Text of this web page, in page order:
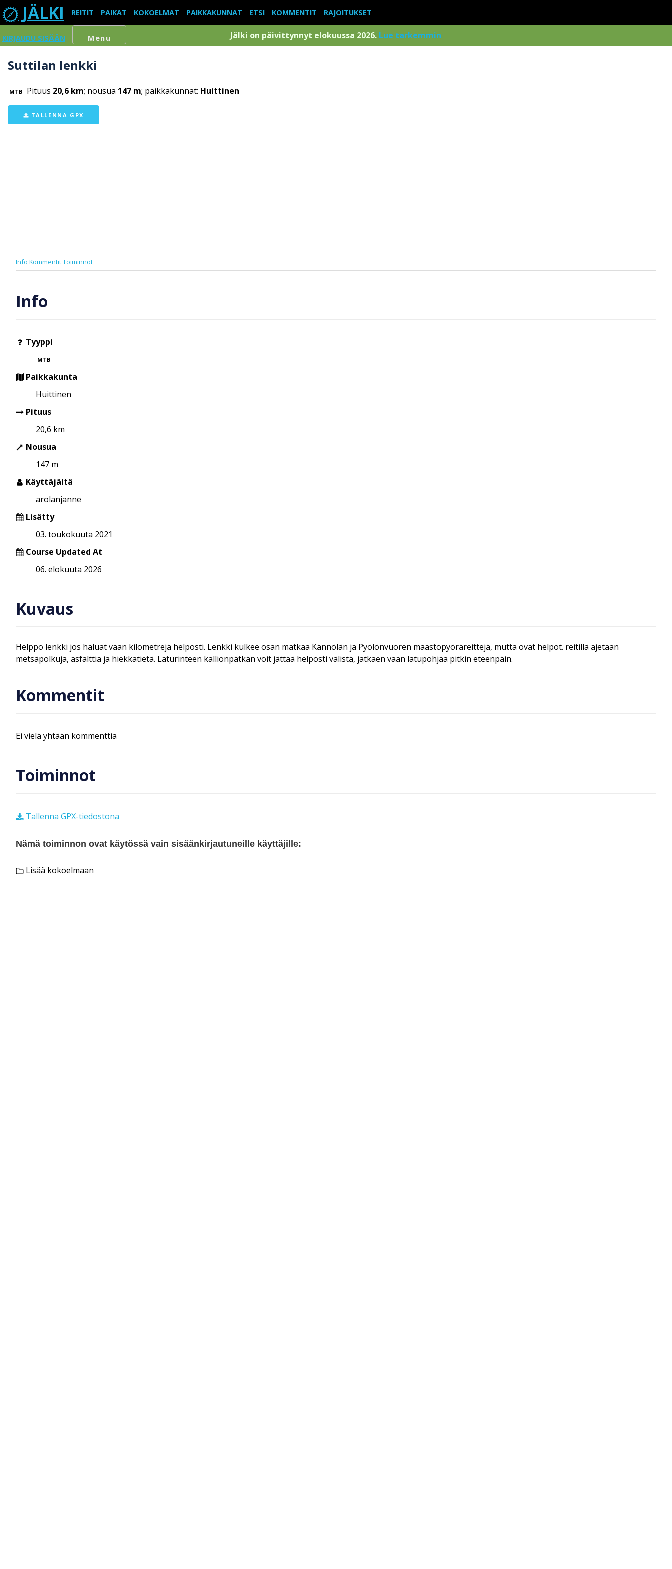
JÄLKI REITIT PAIKAT KOKOELMAT PAIKKAKUNNAT ETSI KOMMENTIT RAJOITUKSET
KIRJAUDU SISÄÄN Menu Jälki on päivittynnyt elokuussa 2026. Lue tarkemmin
Suttilan lenkki
MTB Pituus 20,6 km; nousua 147 m; paikkakunnat: Huittinen
TALLENNA GPX
Info KommentitToiminnot
Info
Tyyppi
MTB
Paikkakunta
Huittinen
Pituus
20,6 km
Nousua
147 m
Käyttäjältä
arolanjanne
Lisätty
03. toukokuuta 2021
Course Updated At
06. elokuuta 2026
Kuvaus
Helppo lenkki jos haluat vaan kilometrejä helposti. Lenkki kulkee osan matkaa Kännölän ja Pyölönvuoren maastopyöräreittejä, mutta ovat helpot. reitillä ajetaan
metsäpolkuja, asfalttia ja hiekkatietä. Laturinteen kallionpätkän voit jättää helposti välistä, jatkaen vaan latupohjaa pitkin eteenpäin.
Kommentit
Ei vielä yhtään kommenttia
Toiminnot
Tallenna GPX-tiedostona
Nämä toiminnon ovat käytössä vain sisäänkirjautuneille käyttäjille:
Lisää kokoelmaan